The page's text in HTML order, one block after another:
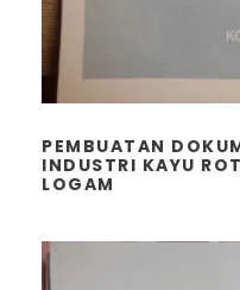
PEMBUATAN
INDUSTRI KAYU
LOGAM